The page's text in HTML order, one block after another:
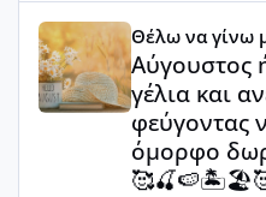
Αύγουστος ήρθε ξανά
Θέλω να γίνω
Αύγουστος
γέλια και
φεύγοντας
όμορφο